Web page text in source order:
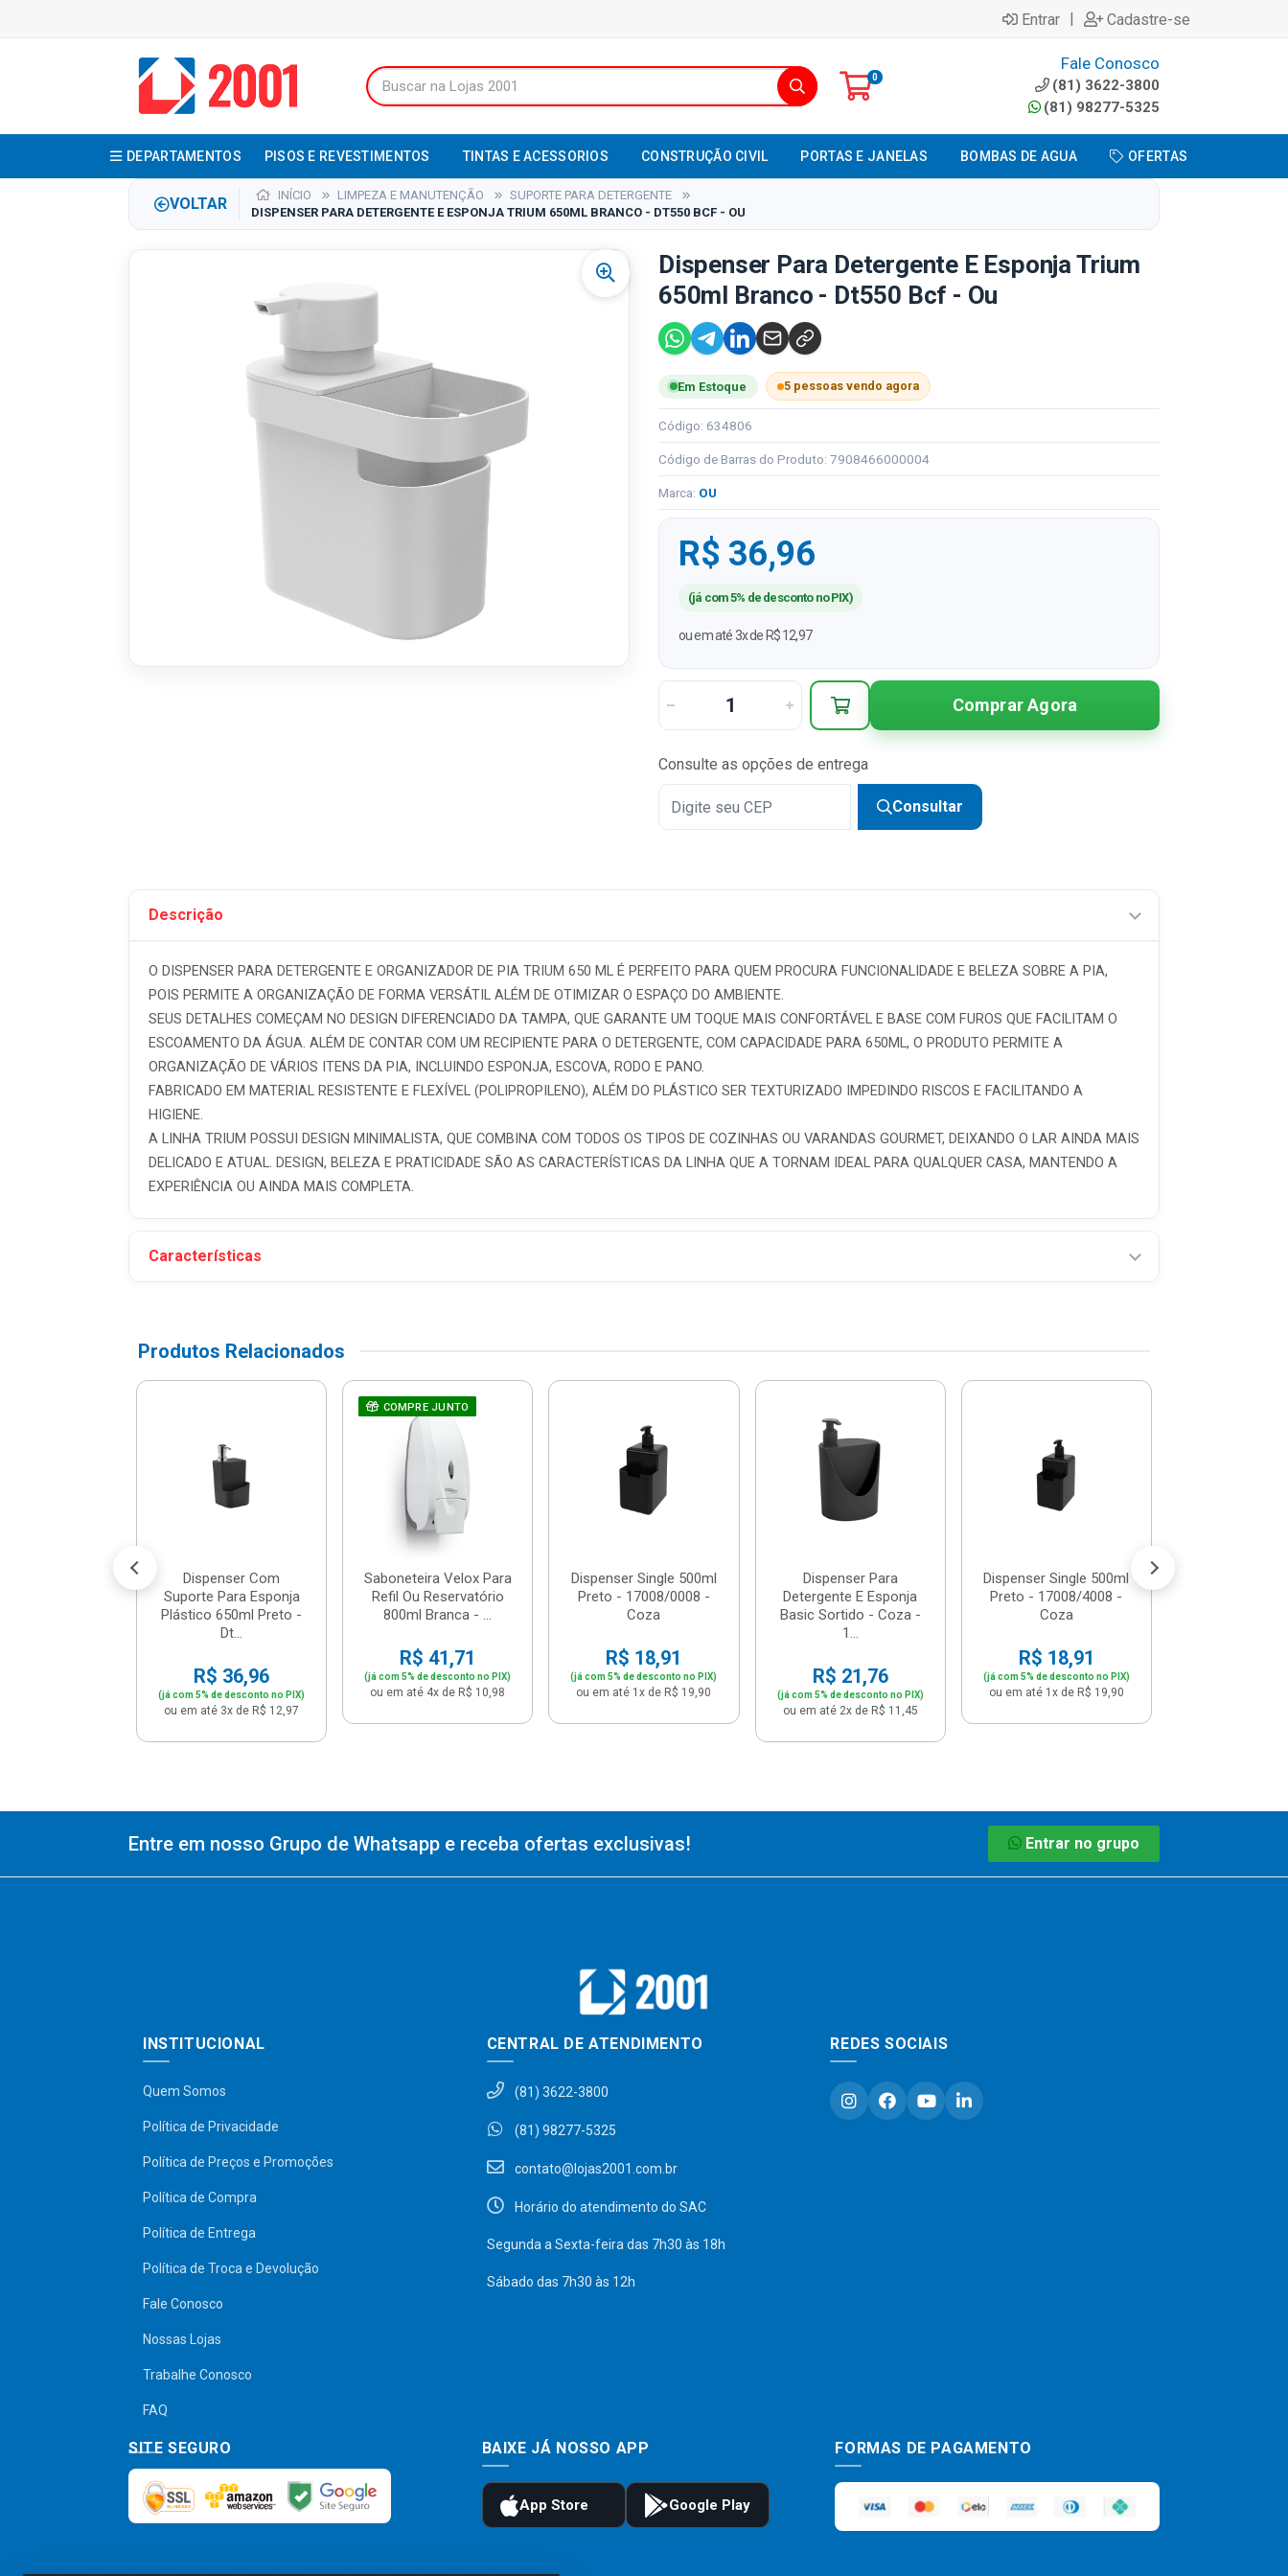
Entrar | Cadastre-se
0
Fale Conosco
(81) 3622-3800
(81) 98277-5325
DEPARTAMENTOS PISOS E REVESTIMENTOS TINTAS E ACESSORIOS CONSTRUÇÃO CIVIL PORTAS E JANELAS BOMBAS DE AGUA OFERTAS
VOLTAR INÍCIO LIMPEZA E MANUTENÇÃO
SUPORTE PARA DETERGENTE
DISPENSER PARA DETERGENTE E ESPONJA TRIUM 650ML BRANCO - DT550 BCF - OU
Dispenser Para Detergente E Esponja Trium
650ml Branco - Dt550 Bcf - Ou
Em Estoque 5 pessoas vendo agora
Código: 634806
Código de Barras do Produto: 7908466000004
Marca: OU
R$ 36,96
(já com 5% de desconto no PIX)
ou em até 3x de R$ 12,97
Comprar Agora
Consulte as opções de entrega
Consultar
Descrição
O DISPENSER PARA DETERGENTE E ORGANIZADOR DE PIA TRIUM 650 ML É PERFEITO PARA QUEM PROCURA FUNCIONALIDADE E BELEZA SOBRE A PIA,
POIS PERMITE A ORGANIZAÇÃO DE FORMA VERSÁTIL ALÉM DE OTIMIZAR O ESPAÇO DO AMBIENTE.
SEUS DETALHES COMEÇAM NO DESIGN DIFERENCIADO DA TAMPA, QUE GARANTE UM TOQUE MAIS CONFORTÁVEL E BASE COM FUROS QUE FACILITAM O
ESCOAMENTO DA ÁGUA. ALÉM DE CONTAR COM UM RECIPIENTE PARA O DETERGENTE, COM CAPACIDADE PARA 650ML, O PRODUTO PERMITE A
ORGANIZAÇÃO DE VÁRIOS ITENS DA PIA, INCLUINDO ESPONJA, ESCOVA, RODO E PANO.
FABRICADO EM MATERIAL RESISTENTE E FLEXÍVEL (POLIPROPILENO), ALÉM DO PLÁSTICO SER TEXTURIZADO IMPEDINDO RISCOS E FACILITANDO A
HIGIENE.
A LINHA TRIUM POSSUI DESIGN MINIMALISTA, QUE COMBINA COM TODOS OS TIPOS DE COZINHAS OU VARANDAS GOURMET, DEIXANDO O LAR AINDA MAIS
DELICADO E ATUAL. DESIGN, BELEZA E PRATICIDADE SÃO AS CARACTERÍSTICAS DA LINHA QUE A TORNAM IDEAL PARA QUALQUER CASA, MANTENDO A
EXPERIÊNCIA OU AINDA MAIS COMPLETA.
Características
Produtos Relacionados
Dispenser Com
Suporte Para Esponja
Plástico 650ml Preto -
Dt...
R$ 36,96
(já com 5% de desconto no PIX)
ou em até 3x de R$ 12,97
COMPRE JUNTO
Saboneteira Velox Para
Refil Ou Reservatório
800ml Branca - ...
R$ 41,71
(já com 5% de desconto no PIX)
ou em até 4x de R$ 10,98
Dispenser Single 500ml
Preto - 17008/0008 -
Coza
R$ 18,91
(já com 5% de desconto no PIX)
ou em até 1x de R$ 19,90
Dispenser Para
Detergente E Esponja
Basic Sortido - Coza -
1...
R$ 21,76
(já com 5% de desconto no PIX)
ou em até 2x de R$ 11,45
Dispenser Single 500ml
Preto - 17008/4008 -
Coza
R$ 18,91
(já com 5% de desconto no PIX)
ou em até 1x de R$ 19,90
Entre em nosso Grupo de Whatsapp e receba ofertas exclusivas! Entrar no grupo
INSTITUCIONAL
Quem Somos
Política de Privacidade
Política de Preços e Promoções
Política de Compra
Política de Entrega
Política de Troca e Devolução
Fale Conosco
Nossas Lojas
Trabalhe Conosco
FAQ
CENTRAL DE ATENDIMENTO
(81) 3622-3800
(81) 98277-5325
contato@lojas2001.com.br
Horário do atendimento do SAC
Segunda a Sexta-feira das 7h30 às 18h
Sábado das 7h30 às 12h
REDES SOCIAIS
SITE SEGURO BAIXE JÁ NOSSO APP FORMAS DE PAGAMENTO